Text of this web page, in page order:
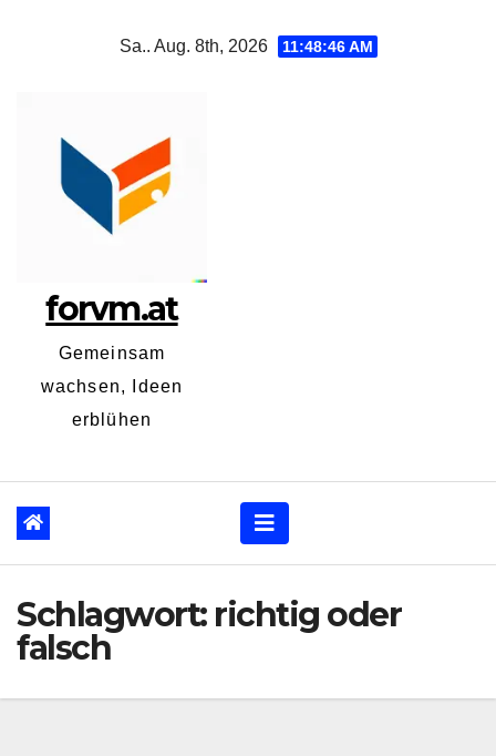
Sa.. Aug. 8th, 2026 11:48:46 AM
forvm.at
Gemeinsam
wachsen, Ideen
erblühen
Schlagwort: richtig oder
falsch